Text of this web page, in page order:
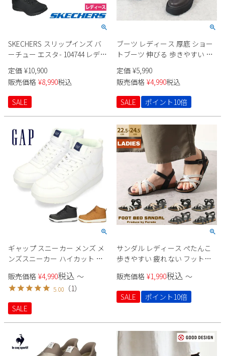
SKECHERS スリップインズ バ
ーチュー エスタ- 104744 レディ
ース
定価 ¥10,900
販売価格 ¥8,990税込
SALE
ブーツ レディース 厚底 ショー
トブーツ 伸びる 歩きやすい フ
ァスナー付き サイドゴアブー
ツ かわいい マニッシュ 黒
92906 Parade
定価 ¥5,990
販売価格 ¥4,990税込
SALE
ポイント10倍
ギャップ スニーカー メンズ メ
ンズスニーカー ハイカット 防
GPU22206 ホワイト 白 ブラック
黒 ウィート
販売価格 ¥4,990税込 〜
5.00 （1）
SALE
サンダル レディース ぺたんこ
歩きやすい 疲れない フットベ
ゃれ きれいめ アンクルストラ
ップ 1531 Parade
販売価格 ¥1,990税込 〜
SALE ポイント10倍